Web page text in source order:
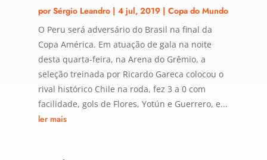
porSérgio Leandro| 4 jul, 2019| Copa do Mundo
O Peru será adversário do Brasil na final da
Copa América. Em atuação de gala na noite
desta quarta-feira, na Arena do Grêmio, a
seleção treinada por Ricardo Gareca colocou o
rival histórico Chile na roda, fez 3 a 0 com
facilidade, gols de Flores, Yotún e Guerrero, e...
ler mais